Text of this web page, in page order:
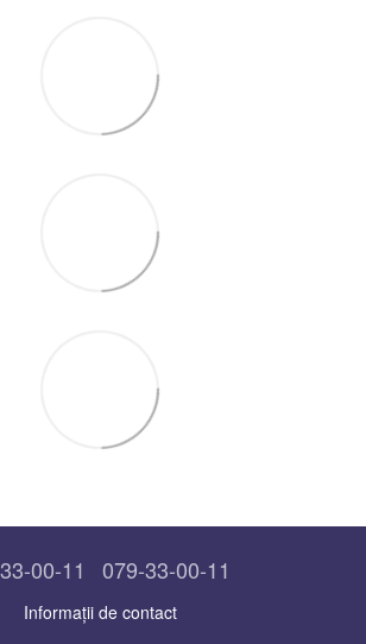
00-11 079-33-00-11
Informații de contact